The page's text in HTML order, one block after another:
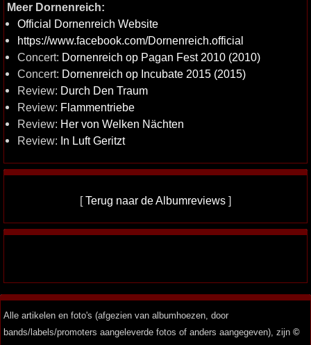
Meer Dornenreich:
Official Dornenreich Website
https://www.facebook.com/Dornenreich.official
Concert: Dornenreich op Pagan Fest 2010 (2010)
Concert: Dornenreich op Incubate 2015 (2015)
Review: Durch Den Traum
Review: Flammentriebe
Review: Her von Welken Nächten
Review: In Luft Geritzt
[Terug naar de Albumreviews ]
Alle artikelen en foto's (afgezien van albumhoezen, door
bands/labels/promoters aangeleverde fotos of anders aangegeven), zijn ©